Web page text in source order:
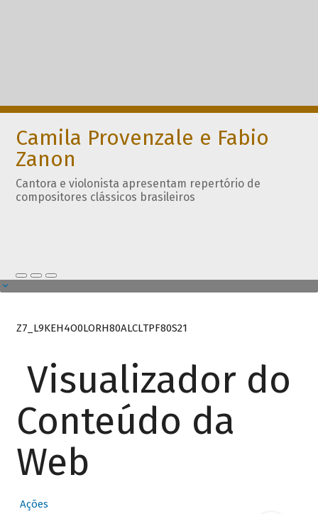
Camila Provenzale e Fabio
Zanon
Cantora e violonista apresentam repertório de
compositores clássicos brasileiros
Z7_L9KEH4O0LORH80ALCLTPF80S21
Visualizador do
Conteúdo da
Web
Ações